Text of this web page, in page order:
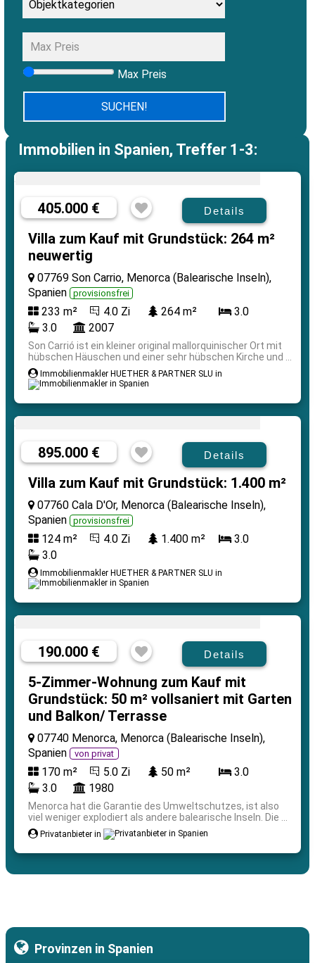
Max Preis
Immobilien in Spanien, Treffer 1-3:
405.000 € Details
Villa zum Kauf mit Grundstück: 264 m²
neuwertig
07769 Son Carrio, Menorca (Balearische Inseln),
Spanien provisionsfrei
233 m² 4.0 Zi 264 m²
3.0
3.0
2007
Son Carrió ist ein kleiner original mallorquinischer Ort mit
hübschen Häuschen und einer sehr hübschen Kirche und ...
Immobilienmakler HUETHER & PARTNER SLU in
895.000 € Details
Villa zum Kauf mit Grundstück: 1.400 m²
07760 Cala D'Or, Menorca (Balearische Inseln),
Spanien provisionsfrei
124 m² 4.0 Zi 1.400 m²
3.0
3.0
Immobilienmakler HUETHER & PARTNER SLU in
190.000 € Details
5-Zimmer-Wohnung zum Kauf mit
Grundstück: 50 m² vollsaniert mit Garten
und Balkon/ Terrasse
07740 Menorca, Menorca (Balearische Inseln),
Spanien
von privat
170 m² 5.0 Zi 50 m²
3.0
3.0
1980
Menorca hat die Garantie des Umweltschutzes, ist also
viel weniger explodiert als andere balearische Inseln. Die ...
Privatanbieter in
Provinzen in Spanien